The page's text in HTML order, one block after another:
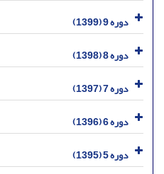
دوره 9 (1399)
دوره 8 (1398)
دوره 7 (1397)
دوره 6 (1396)
دوره 5 (1395)